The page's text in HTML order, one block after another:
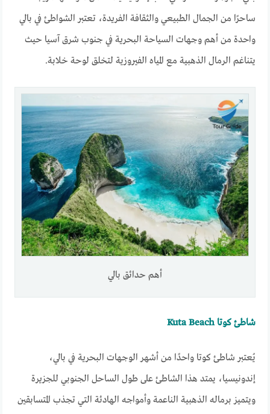
ساحرًا من الجمال الطبيعي والثقافة الفريدة، تعتبر الشواطئ في بالي
واحدة من أهم وجهات السياحة البحرية في جنوب شرق آسيا حيث
يتناغم الرمال الذهبية مع المياه الفيروزية لتخلق لوحة خلابة.
أهم حدائق بالي
شاطئ كوتا Kuta Beach
يُعتبر شاطئ كوتا واحدًا من أشهر الوجهات البحرية في بالي،
إندونيسيا، يمتد هذا الشاطئ على طول الساحل الجنوبي للجزيرة
ويتميز برماله الذهبية الناعمة وأمواجه الهادئة التي تجذب المتسابقين